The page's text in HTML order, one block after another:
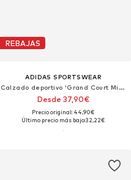
REBAJAS
ADIDAS SPORTSWEAR
Calzado deportivo 'Grand Court Mickey'
Desde 37,90€
Precio original: 44,90€
Último precio más bajo:32,22€